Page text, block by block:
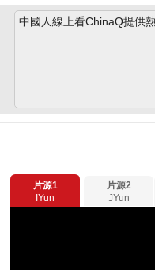
中國人線上看ChinaQ提供
片源1
IYun
片源2
JYun